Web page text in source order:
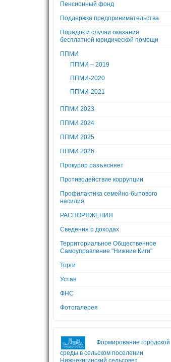
Пенсионный фонд
Поддержка предпринимательства
Порядок и случаи оказания
бесплатной юридической помощи
ППМИ
ППМИ – 2019
ППМИ-2020
ППМИ-2021
ППМИ 2023
ППМИ 2024
ППМИ 2025
ППМИ 2026
Прокурор разъясняет
Противодействие коррупции
Профилактика семейно-бытового
насилия
РАСПОРЯЖЕНИЯ
Сведения о доходах
Территориальное Общественное
Самоуправление "Нижние Киги"
Торги
Устав
ФНС
Фотогалерея
Формирование городской
среды в сельском поселении
Нижнекигинский сельсовет